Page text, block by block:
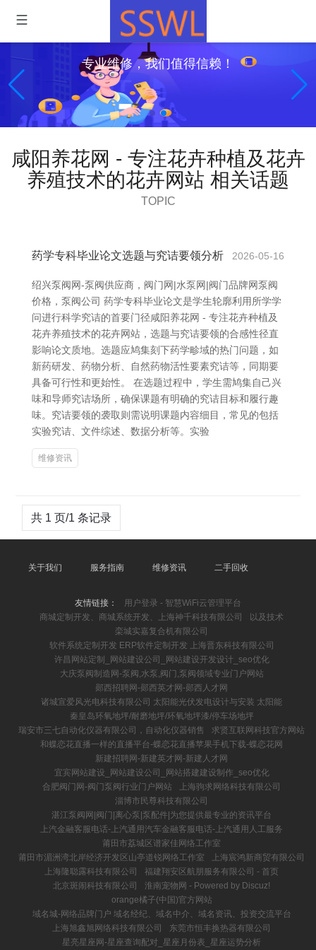
专业维修，我们值得信赖！
咸阳养花网 - 专注花卉种植及花卉
养殖技术的花卉网站 相关话题
TOPIC
药学专科毕业论文选题与究诘要领分析 2026-05-16
绍兴泵阀网-泵阀供应商，阀门网|水泵网|阀门品牌网泵阀
价格，泵阀公司 药学专科毕业论文是学生轮廓利用所学学
问进行科学究诘的首要门径咸阳养花网 - 专注花卉种植及
花卉养殖技术的花卉网站，选题与究诘要领的合感性径直
影响论文质地。选题应鸠集刻下药学畛域的热门问题，如
新药研发、药物分析、自然药物活性要素究诘等，同期要
具备可行性和更始性。 在选题过程中，学生需鸠集自己兴
味和导师究诘场所，确保课题有明确的究诘目标和履行趣
味。究诘要领的袭取则需说明课题内容细目，常见的包括
实验究诘、文件综述、数据分析等。实验
维修资讯
共 1 页/1 条记录
关于我们 服务指南 维修资讯 二手回收
友情链接：
用户登录 - 智慧WiFi云管理平台
商城定制开发、商城系统开发、上海神千科技有限公司
以及技术
栾城实嘉复合机有限公司
软件系统定制开发 ERP软件定制开发 上海晋东科技有限公司
许昌网站定制_网站建设公司_网站建设开发设计_seo优化
大庆泵阀制造网-泵阀,水泵,阀门,泵阀领域专业门户网站
郧西招聘网-郧西英才网-郧西人才网
诸城宣爱风光电科技有限公司 太阳能光伏发电设计与安装 太阳能
秦皇岛环氧地坪/耐磨地坪/环氧地坪漆/停车场地坪
瑞安市三七自动化仪器有限公司，自动化仪器销售
求贤互联网科技官方网站
和蝶恋花直播一样的直播平台-蝶恋花直播苹果手机下载-蝶恋花网
新建招聘网-新建英才网-新建人才网
宜宾网站建设_网站建设公司_网站搭建建设制作_seo优化
合肥阀门网-阀门泵阀行业门户网站
上海驹求网络科技有限公司
淄博市民尊科技有限公司
湛江泵阀网|阀门|离心泵|泵配件|为您提供最专业的资讯平台
上汽金融客服电话-上汽通用汽车金融客服电话-上汽通用人工服务
莆田市荔城区谱家佳网络工作室
莆田市湄洲湾北岸经济开发区山亭道锐网络工作室
上海宸鸿新商贸有限公司
上海隆聪露科技有限公司
福建翔安区航朋服务有限公司 - 首页
北京斑闹科技有限公司
淮南宠物网 - Powered by Discuz!
orange橘子(中国)官方网站
域名城-网络品牌门户 域名经纪、域名中介、域名资讯、投资交流平台
上海旭鑫旭网络科技有限公司
东莞市恒丰换热器有限公司
星亮星座网-星座查询配对_星座月份表_星座运势分析